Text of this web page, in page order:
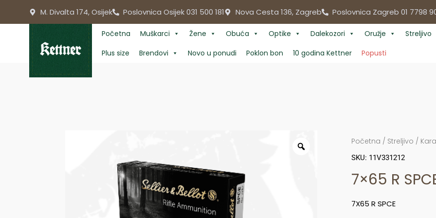
M. Divalta 174, Osijek Poslovnica Osijek 031 500 181 Nova Cesta 136, Zagreb Poslovnica Zagreb 01 7798
Početna Muškarci Žene Obuća Optike Dalekozori Oružje Streljivo
Plus size
Brendovi Novo u ponudi Poklon bon 10 godina Kettner Popusti
Početna / Streljivo /
SKU: 11V331212
7×65 R
7X65 R SPCE